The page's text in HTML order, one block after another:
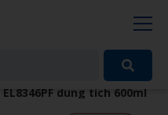
dung tích 600ml